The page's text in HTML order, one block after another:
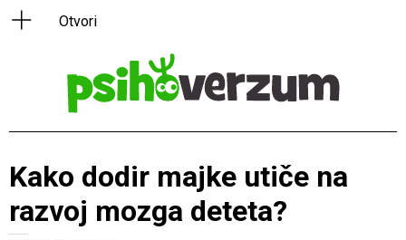
Kako dodir majke utiče na
razvoj mozga deteta?